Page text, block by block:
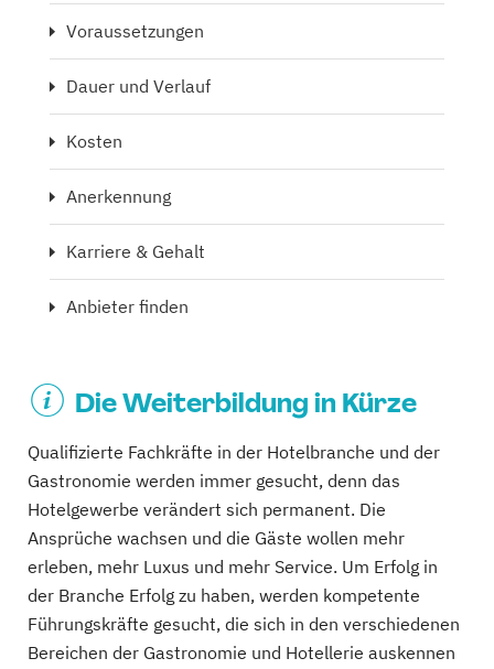
Voraussetzungen
Dauer und Verlauf
Kosten
Anerkennung
Karriere & Gehalt
Anbieter finden
Die Weiterbildung in Kürze
Qualifizierte Fachkräfte in der Hotelbranche und der
Gastronomie werden immer gesucht, denn das
Hotelgewerbe verändert sich permanent. Die
Ansprüche wachsen und die Gäste wollen mehr
erleben, mehr Luxus und mehr Service. Um Erfolg in
der Branche Erfolg zu haben, werden kompetente
Führungskräfte gesucht, die sich in den verschiedenen
Bereichen der Gastronomie und Hotellerie auskennen